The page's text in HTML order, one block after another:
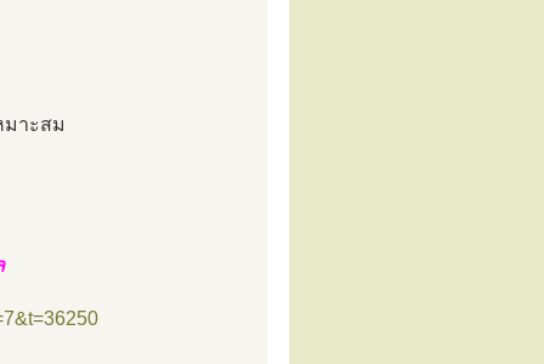
มาะสม